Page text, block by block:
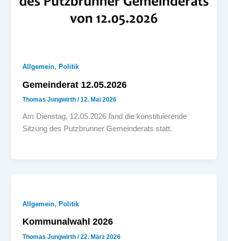
Allgemein,Politik
Gemeinderat 12.05.2026
Thomas Jungwirth/12. Mai 2026
Am Dienstag, 12.05.2026 fand die konstituierende
Sitzung des Putzbrunner Gemeinderats statt.
Allgemein,Politik
Kommunalwahl 2026
Thomas Jungwirth/22. März 2026